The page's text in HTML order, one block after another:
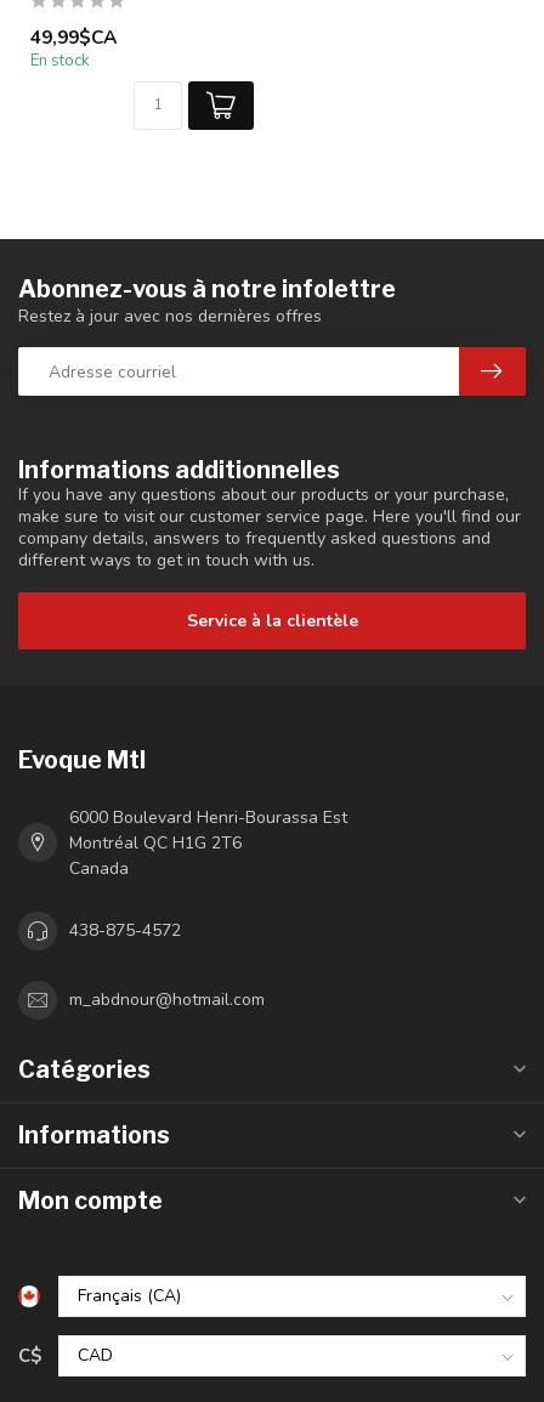
49,99$CA
En stock
Informations additionnelles
If you have any questions about our products or your purchase,
make sure to visit our customer service page. Here you'll find our
company details, answers to frequently asked questions and
different ways to get in touch with us.
Service à la clientèle
Abonnez-vous à notre infolettre
Restez à jour avec nos dernières offres
Evoque Mtl
6000 Boulevard Henri-Bourassa Est
Montréal QC H1G 2T6
Canada
438-875-4572
m_abdnour@hotmail.com
Catégories
Informations
Mon compte
C$